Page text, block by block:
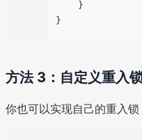
方法 3：自定义重入
你也可以实现自己的重入锁